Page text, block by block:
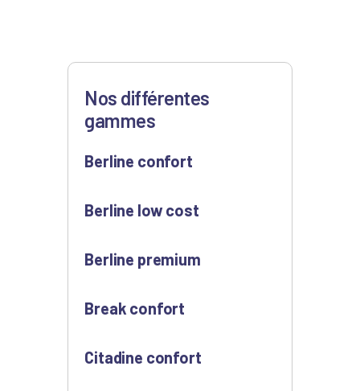
Nos différentes
gammes
Berline confort
Berline low cost
Berline premium
Break confort
Citadine confort